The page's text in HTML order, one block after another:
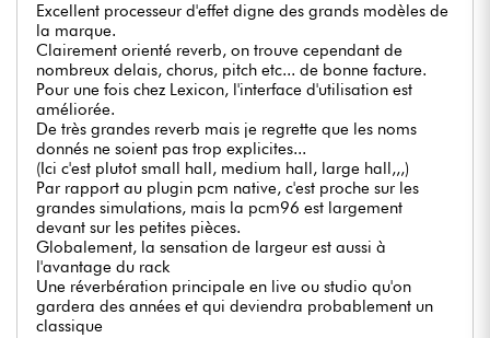
Excellent processeur d'effet digne des grands modèles de
la marque.
Clairement orienté reverb, on trouve cependant de
nombreux delais, chorus, pitch etc... de bonne facture.
Pour une fois chez Lexicon, l'interface d'utilisation est
améliorée.
De très grandes reverb mais je regrette que les noms
donnés ne soient pas trop explicites...
(Ici c'est plutot small hall, medium hall, large hall,,,)
Par rapport au plugin pcm native, c'est proche sur les
grandes simulations, mais la pcm96 est largement
devant sur les petites pièces.
Globalement, la sensation de largeur est aussi à
l'avantage du rack
Une réverbération principale en live ou studio qu'on
gardera des années et qui deviendra probablement un
classique